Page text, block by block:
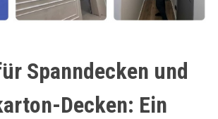
Spanndecken und
Decken: Ein